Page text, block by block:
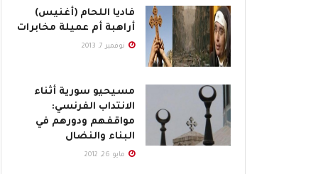
فاديا اللحام (أغنيس)
أراهبة أم عميلة مخابرات
نوفمبر 7, 2013
مسيحيو سورية أثناء
الانتداب الفرنسي:
مواقفهم ودورهم في
البناء والنضال
مايو 26, 2012